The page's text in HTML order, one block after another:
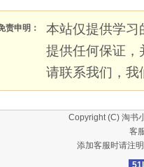
责申明：
本站仅提供学习
提供任何保证，
请联系我们，我
Copyright (C) 淘书
客
添加客服时请注